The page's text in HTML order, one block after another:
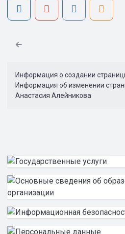
Информация о создании
Информация об изменении
Анастасия Алейникова